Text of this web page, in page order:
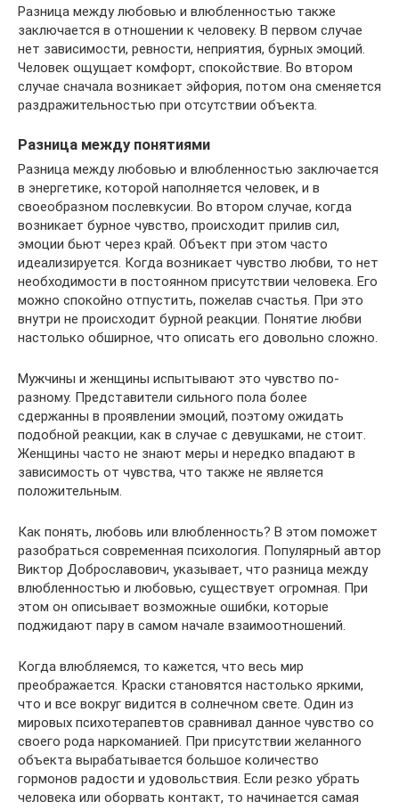
Разница между любовью и влюбленностью также
заключается в отношении к человеку. В первом случае
нет зависимости, ревности, неприятия, бурных эмоций.
Человек ощущает комфорт, спокойствие. Во втором
случае сначала возникает эйфория, потом она сменяется
раздражительностью при отсутствии объекта.
Разница между понятиями
Разница между любовью и влюбленностью заключается
в энергетике, которой наполняется человек, и в
своеобразном послевкусии. Во втором случае, когда
возникает бурное чувство, происходит прилив сил,
эмоции бьют через край. Объект при этом часто
идеализируется. Когда возникает чувство любви, то нет
необходимости в постоянном присутствии человека. Его
можно спокойно отпустить, пожелав счастья. При это
внутри не происходит бурной реакции. Понятие любви
настолько обширное, что описать его довольно сложно.
Мужчины и женщины испытывают это чувство по-
разному. Представители сильного пола более
сдержанны в проявлении эмоций, поэтому ожидать
подобной реакции, как в случае с девушками, не стоит.
Женщины часто не знают меры и нередко впадают в
зависимость от чувства, что также не является
положительным.
Как понять, любовь или влюбленность? В этом поможет
разобраться современная психология. Популярный автор
Виктор Доброславович, указывает, что разница между
влюбленностью и любовью, существует огромная. При
этом он описывает возможные ошибки, которые
поджидают пару в самом начале взаимоотношений.
Когда влюбляемся, то кажется, что весь мир
преображается. Краски становятся настолько яркими,
что и все вокруг видится в солнечном свете. Один из
мировых психотерапевтов сравнивал данное чувство со
своего рода наркоманией. При присутствии желанного
объекта вырабатывается большое количество
гормонов радости и удовольствия. Если резко убрать
человека или оборвать контакт, то начинается самая